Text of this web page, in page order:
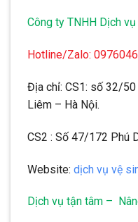
Công ty TNHH Dịch
Hotline/Zalo:
Địa chỉ: CS1: số 32/
Liêm – Hà Nội.
CS2 : Số 47/172 Phú
Website: dịch vụ vệ
Dịch vụ tận tâm –